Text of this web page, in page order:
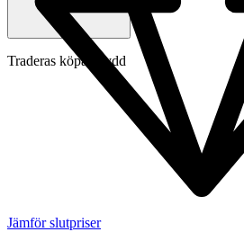
Traderas köparskydd
Jämför slutpriser